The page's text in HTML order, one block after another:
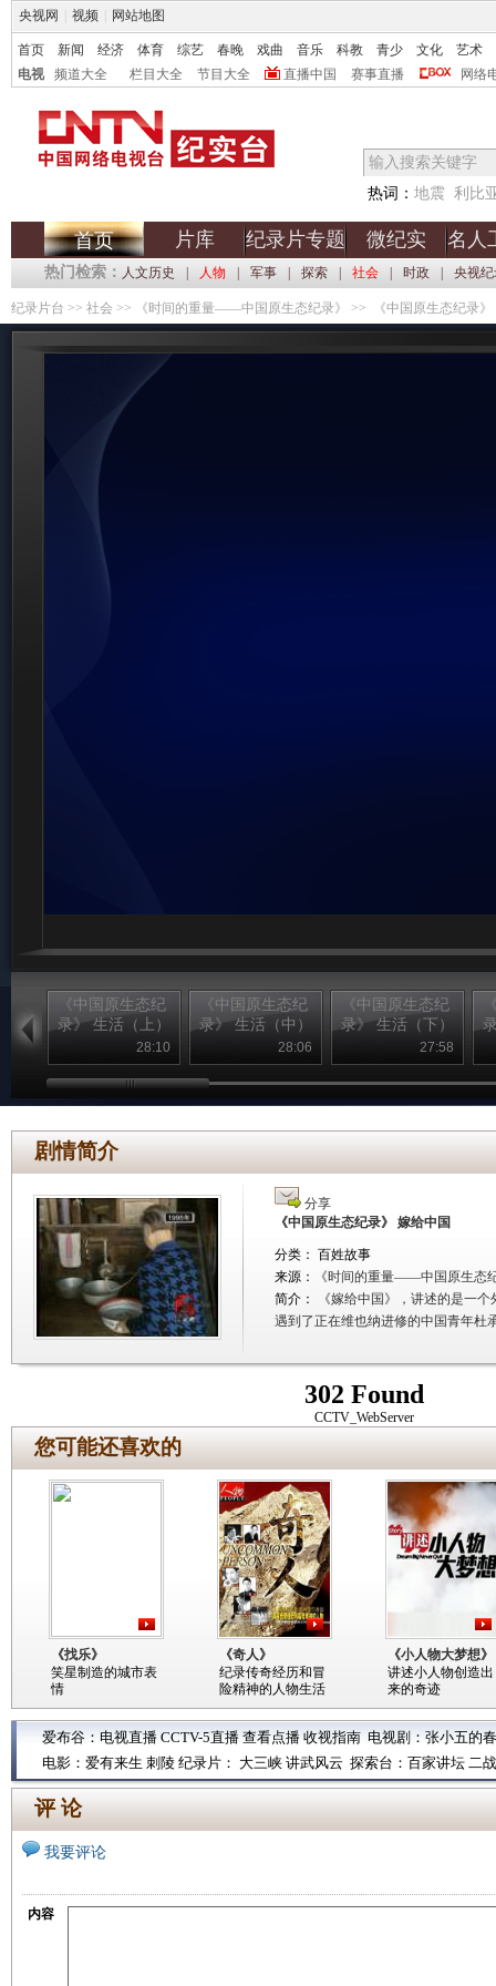
央视网 视频 网站地图
首页 新闻 经济 体育 综艺 春晚 戏曲 音乐 科教 青少 文化
艺术
电视
频道大全 栏目大全 节目大全 直播中国 赛事直播 网络
热词： 地震 利比
首页 片库 纪录片专题 微纪实 名人
热门检索： 人文历史 人物 军事 探索 社会 时政 央视
纪录片台 >> 社会 >> 《时间的重量――中国原生态纪录》 >> 《中国原生态纪录》
《中国原生态纪
录》 生活（上）
28:10
《中国原生态纪
录》 生活（中）
28:06
《中国原生态纪
录》 生活（下）
27:58
剧情简介
分享
《中国原生态纪录》 嫁给中国
分类： 百姓故事
来源：
《时间的重量――中国原生态
简介：
《嫁给中国》，讲述的是一
遇到了正在维也纳进修的中国青年杜
302 Found
CCTV_WebServer
您可能还喜欢的
《找乐》
笑星制造的城市表
情
《奇人》
纪录传奇经历和冒
险精神的人物生活
《小人物大梦想》
讲述小人物创造出
来的奇迹
爱布谷： 电视直播 CCTV-5直播 查看点播 收视指南 电视剧： 张小五的
电影： 爱有来生 刺陵 纪录片： 大三峡 讲武风云 探索台： 百家讲坛 二
评 论
我要评论
内容